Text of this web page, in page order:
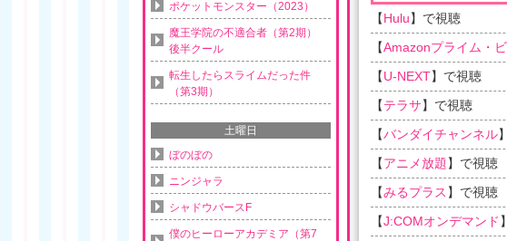
【Hulu】で視聴
【Amazonプライム・
【U-NEXT】で視聴
【テラサ】で視聴
【バンダイチャンネル
【アニメ放題】で視聴
【みるプラス 】で視聴
【J:COMオンデマンド
ポケットモンスター（2023）
魔王学院の不適合者（第2期）
後半クール
転生したらスライムだった件
（第3期）
土曜日
ぼのぼの
ニンジャラ
シャドウバースF
僕のヒーローアカデミア（第7